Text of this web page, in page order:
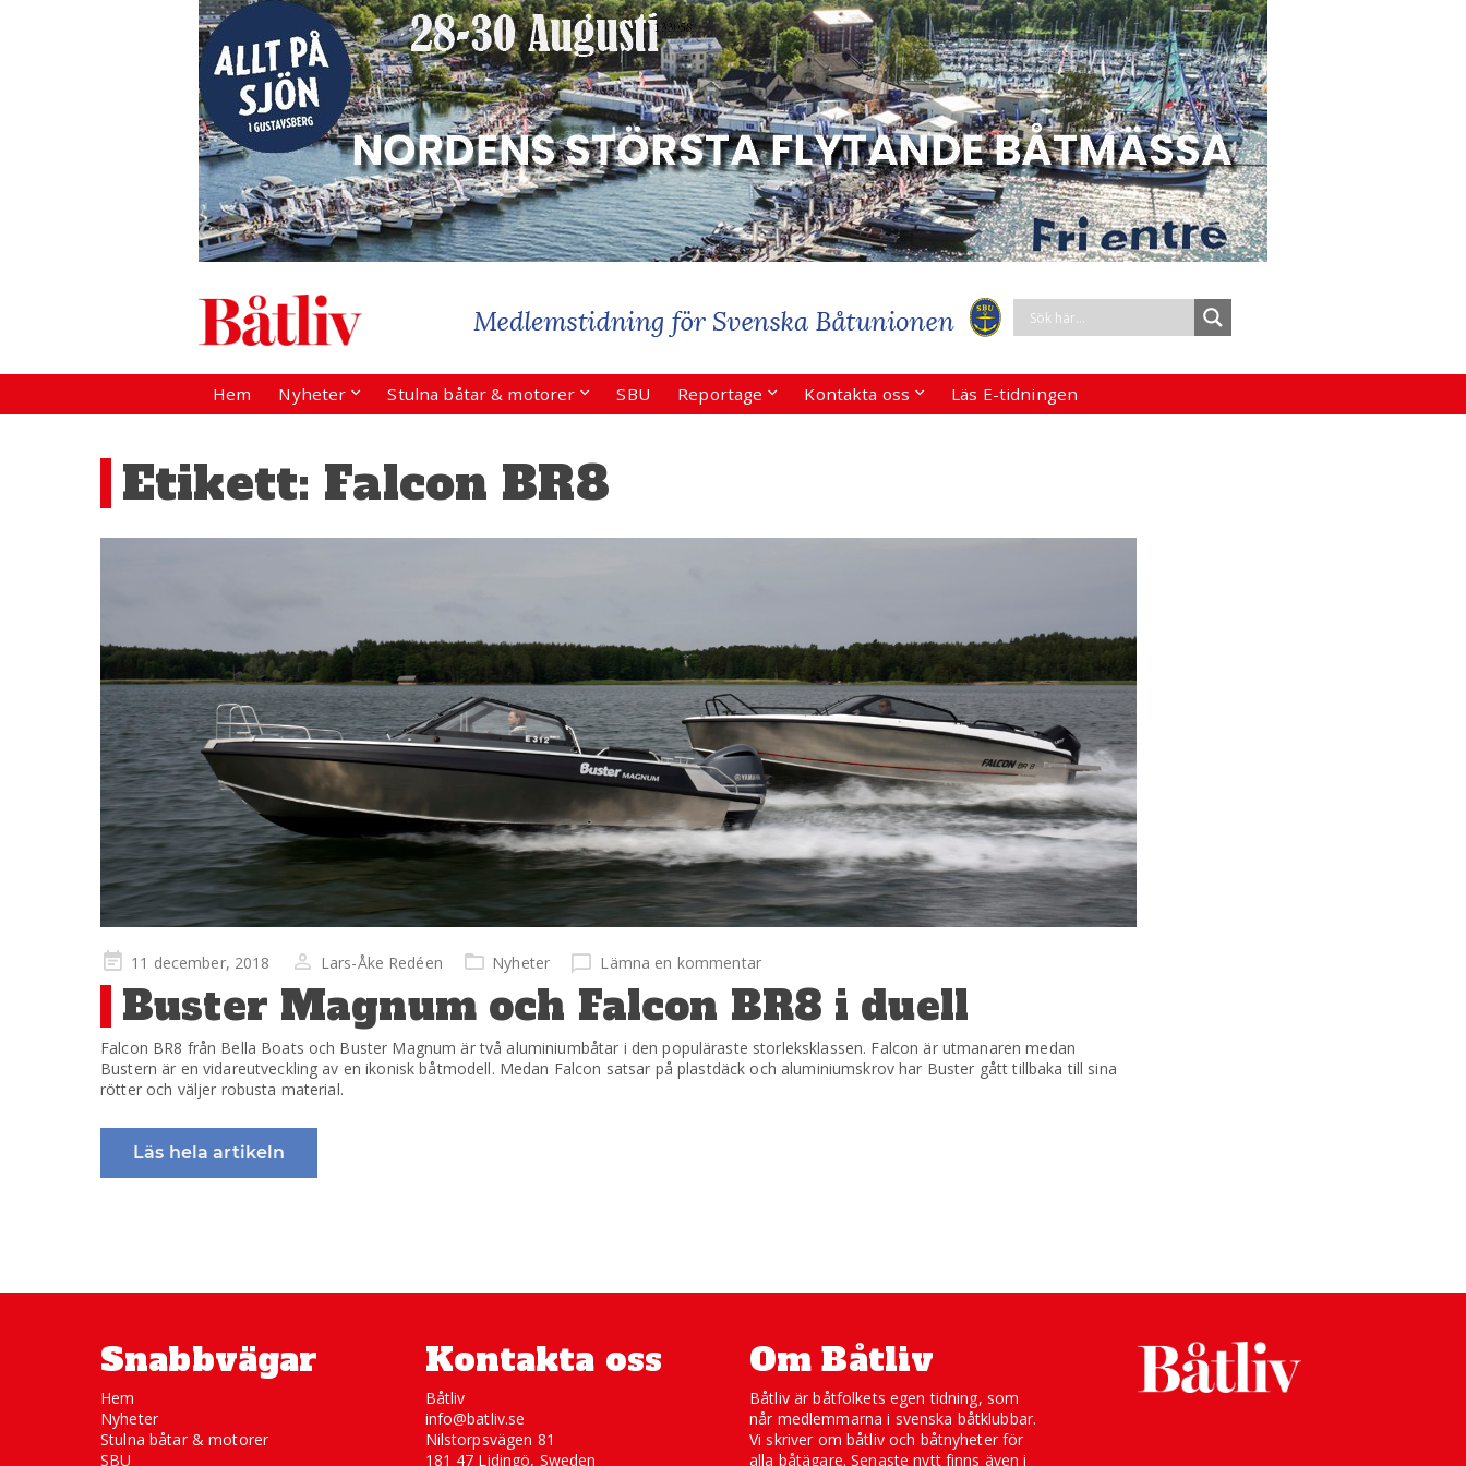
Hem Nyheter Stulna båtar & motorer SBU Reportage Kontakta oss Läs E-tidningen
Etikett: Falcon BR8
Publicerad
på
11 december, 2018 Lars-Åke Redéen Nyheter Lämna en kommentar
Buster Magnum och Falcon BR8 i duell
Falcon BR8 från Bella Boats och Buster Magnum är två aluminiumbåtar i den populäraste storleksklassen. Falcon är utmanaren medan
Bustern är en vidareutveckling av en ikonisk båtmodell. Medan Falcon satsar på plastdäck och aluminiumskrov har Buster gått tillbaka till sina
rötter och väljer robusta material.
Läs hela artikeln
Snabbvägar
Hem
Nyheter
Stulna båtar & motorer
SBU
Kontakta oss
Båtliv
info@batliv.se
Nilstorpsvägen 81
181 47 Lidingö, Sweden
Om Båtliv
Båtliv är båtfolkets egen tidning, som
når medlemmarna i svenska båtklubbar.
Vi skriver om båtliv och båtnyheter för
alla båtägare. Senaste nytt finns även i